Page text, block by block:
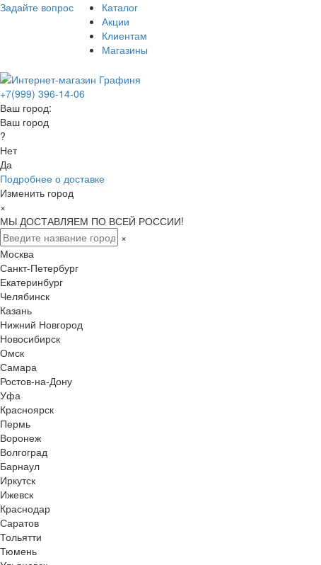
Задайте вопрос
Каталог
Акции
Клиентам
Магазины
+7(999) 396-14-06
Ваш город:
Ваш город
?
Нет
Да
Подробнее о доставке
Изменить город
×
МЫ ДОСТАВЛЯЕМ ПО ВСЕЙ РОССИИ!
×
Москва
Санкт-Петербург
Екатеринбург
Челябинск
Казань
Нижний Новгород
Новосибирск
Омск
Самара
Ростов-на-Дону
Уфа
Красноярск
Пермь
Воронеж
Волгоград
Барнаул
Иркутск
Ижевск
Краснодар
Саратов
Тольятти
Тюмень